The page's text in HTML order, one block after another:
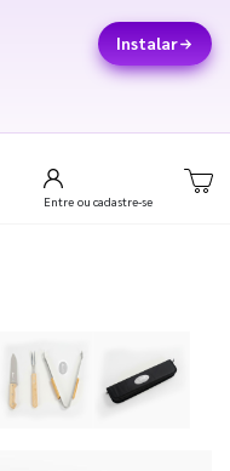
Instalar
Entre ou cadastre-se